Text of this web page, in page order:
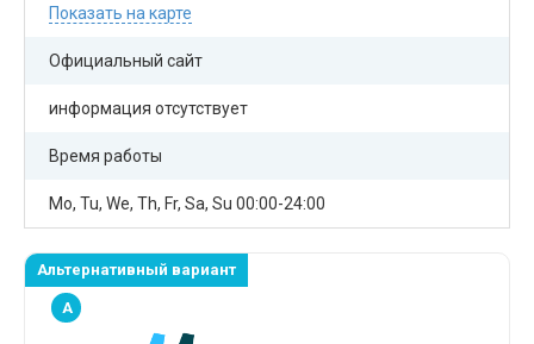
Показать на карте
Официальный сайт
информация отсутствует
Время работы
Mo, Tu, We, Th, Fr, Sa, Su 00:00-24:00
Альтернативный вариант
A